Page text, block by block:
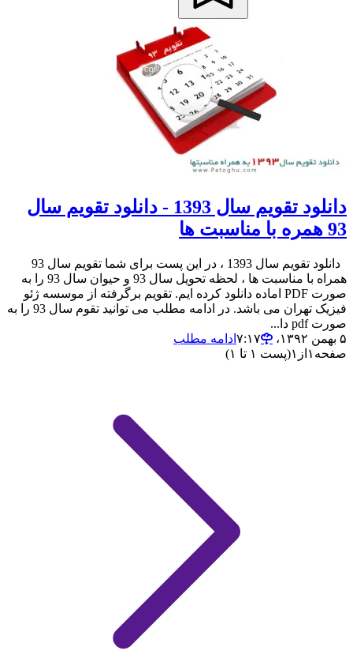
دانلود تقویم سال 1393 - دانلود تقویم سال
93 همره با مناسبت ها
دانلود تقویم سال 1393 ، در این پست برای شما تقویم سال 93
همراه با مناسبت ها ، لحظه تحویل سال 93 و حیوان سال 93 را به
صورت PDF اماده دانلود کرده ایم. تقویم برگرفته از موسسه ژئو
فیزیک تهران می باشد. در ادامه مطلب می توانید تقوم سال 93 را به
صورت pdf دا...
۵ بهمن ۱۳۹۲،‏ ۷:۱۷
ادامه مطلب
صفحه ۱ از ۱(پست ۱ تا ۱)